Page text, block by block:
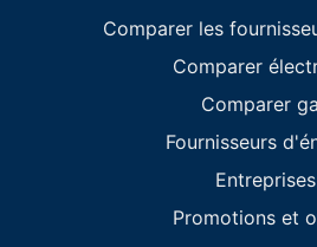
Comparer les
Comparer
Comparer
Fournisseurs
Entreprises
Promotions et